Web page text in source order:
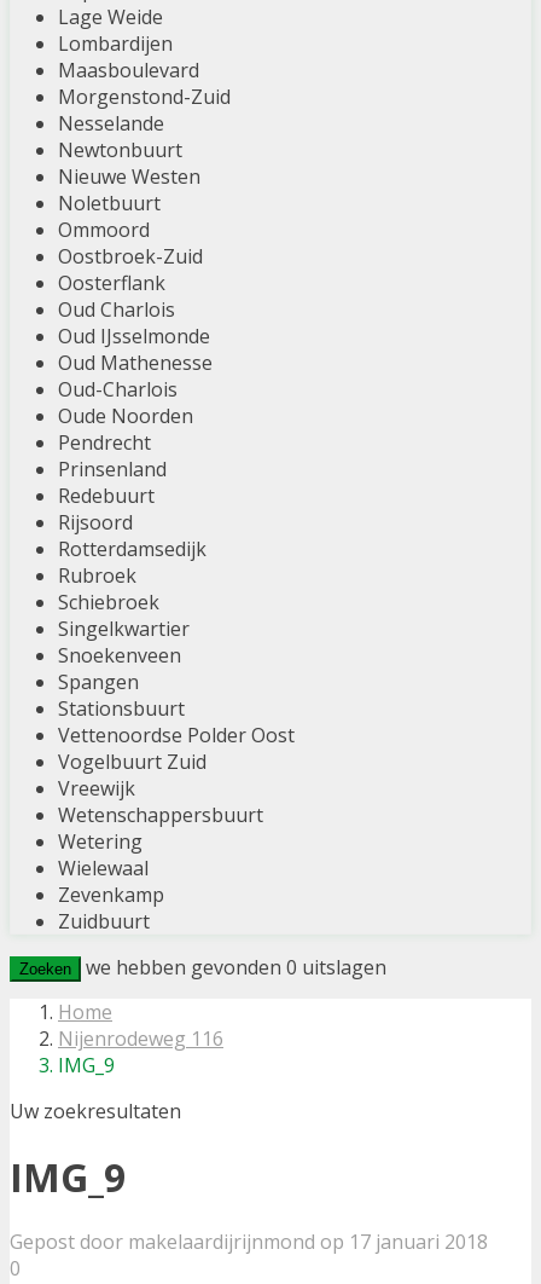
Lage Weide
Lombardijen
Maasboulevard
Morgenstond-Zuid
Nesselande
Newtonbuurt
Nieuwe Westen
Noletbuurt
Ommoord
Oostbroek-Zuid
Oosterflank
Oud Charlois
Oud IJsselmonde
Oud Mathenesse
Oud-Charlois
Oude Noorden
Pendrecht
Prinsenland
Redebuurt
Rijsoord
Rotterdamsedijk
Rubroek
Schiebroek
Singelkwartier
Snoekenveen
Spangen
Stationsbuurt
Vettenoordse Polder Oost
Vogelbuurt Zuid
Vreewijk
Wetenschappersbuurt
Wetering
Wielewaal
Zevenkamp
Zuidbuurt
Zoeken we hebben gevonden 0 uitslagen
Home
Nijenrodeweg 116
IMG_9
Uw zoekresultaten
IMG_9
Gepost door makelaardijrijnmond op 17 januari 2018
0